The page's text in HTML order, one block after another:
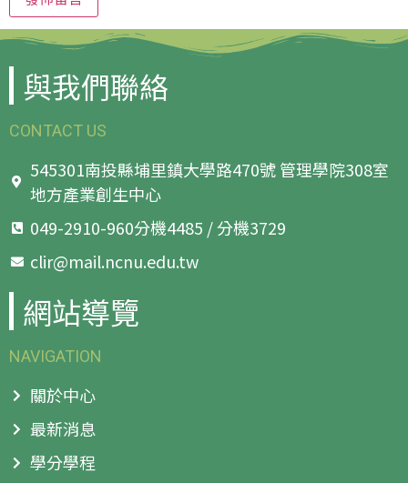
與我們聯絡
CONTACT US
545301南投縣埔里鎮大學路470號 管理學院308室
地方產業創生中心
049-2910-960分機4485 / 分機3729
clir@mail.ncnu.edu.tw
網站導覽
NAVIGATION
關於中心
最新消息
學分學程